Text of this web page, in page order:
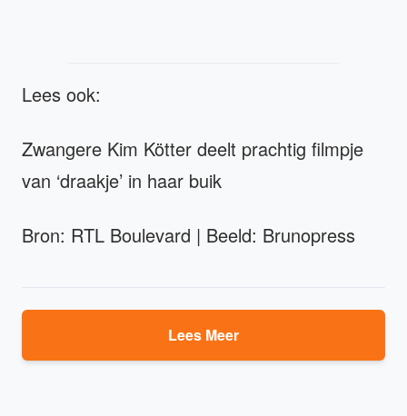
Lees ook:
Zwangere Kim Kötter deelt prachtig filmpje
van ‘draakje’ in haar buik
Bron: RTL Boulevard | Beeld: Brunopress
Lees Meer